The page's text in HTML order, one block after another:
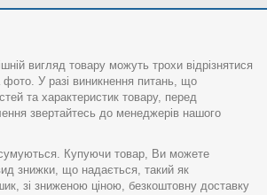
вигляд товару можуть трохи відрізнятися
фото. У разі виникнення питань, що
та характеристик товару, перед
звертайтесь до менеджерів нашого
Купуючи товар, Ви можете
знижки, що надається, такий як
зі зниженою ціною, безкоштовну доставку